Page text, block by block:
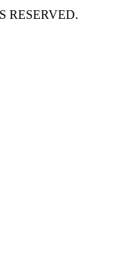
RESERVED.